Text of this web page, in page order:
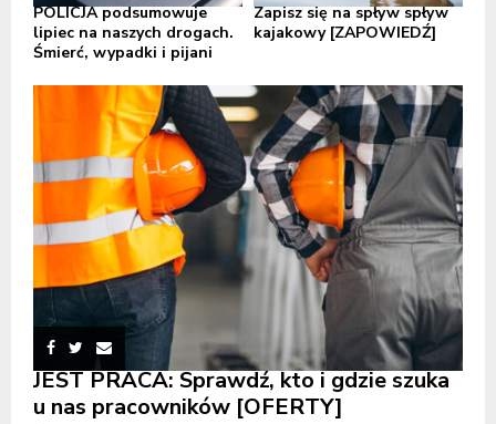
POLICJA podsumowuje
lipiec na naszych drogach.
Śmierć, wypadki i pijani
Zapisz się na spływ spływ
kajakowy [ZAPOWIEDŹ]
JEST PRACA: Sprawdź, kto i gdzie szuka
u nas pracowników [OFERTY]